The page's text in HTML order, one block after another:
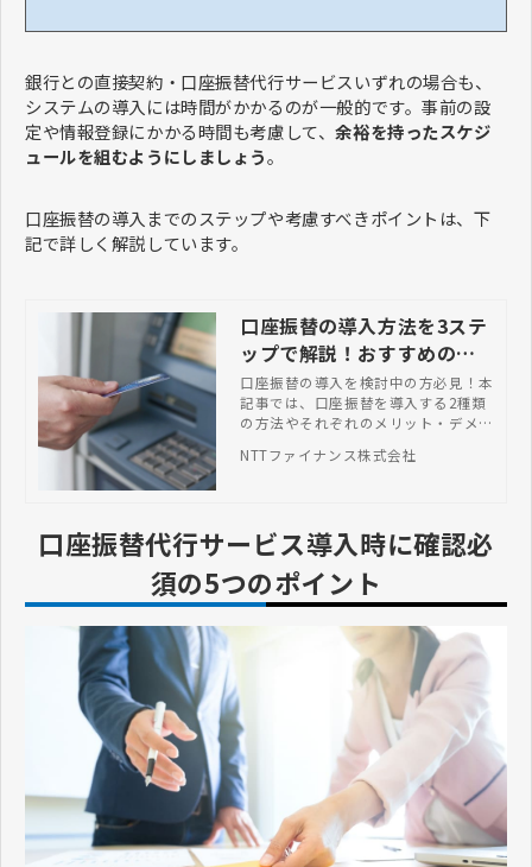
銀行との直接契約・口座振替代行サービスいずれの場合も、
システムの導入には時間がかかるのが一般的です。事前の設
定や情報登録にかかる時間も考慮して、余裕を持ったスケジ
ュールを組むようにしましょう。
口座振替の導入までのステップや考慮すべきポイントは、下
記で詳しく解説しています。
口座振替の導入方法を3ステ
ップで解説！おすすめのサ
ービスも紹介
口座振替の導入を検討中の方必見！本
記事では、口座振替を導入する2種類
の方法やそれぞれのメリット・デメリ
NTTファイナンス株式会社
口座振替代行サービス導入時に確認必
須の5つのポイント